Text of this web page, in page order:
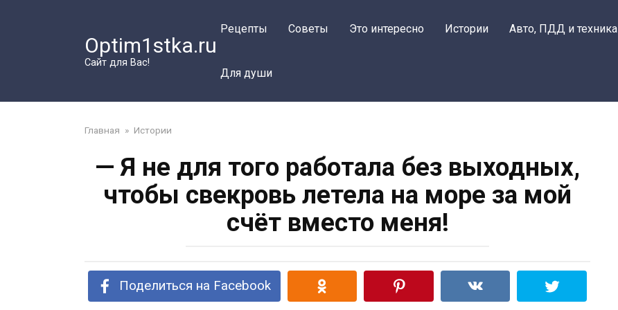
Optim1stka.ru
Сайт для Вас!
Рецепты Советы Это интересно Истории Авто, ПДД и техника
Для души
Главная » Истории
— Я не для того работала без выходных,
чтобы свекровь летела на море за мой
счёт вместо меня!
Поделиться на Facebook